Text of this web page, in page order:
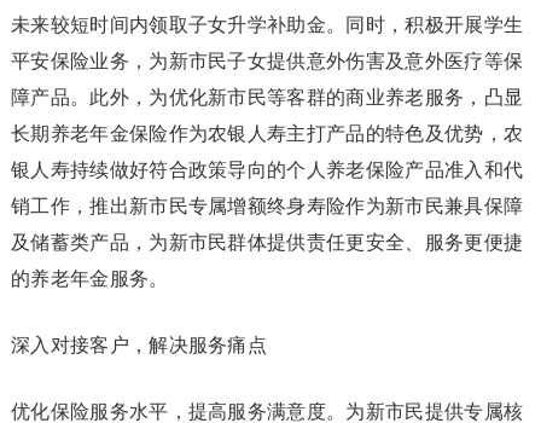
未来较短时间内领取子女升学补助金。同时，积极开展学生
平安保险业务，为新市民子女提供意外伤害及意外医疗等保
障产品。此外，为优化新市民等客群的商业养老服务，凸显
长期养老年金保险作为农银人寿主打产品的特色及优势，农
银人寿持续做好符合政策导向的个人养老保险产品准入和代
销工作，推出新市民专属增额终身寿险作为新市民兼具保障
及储蓄类产品，为新市民群体提供责任更安全、服务更便捷
的养老年金服务。
深入对接客户，解决服务痛点
优化保险服务水平，提高服务满意度。为新市民提供专属核